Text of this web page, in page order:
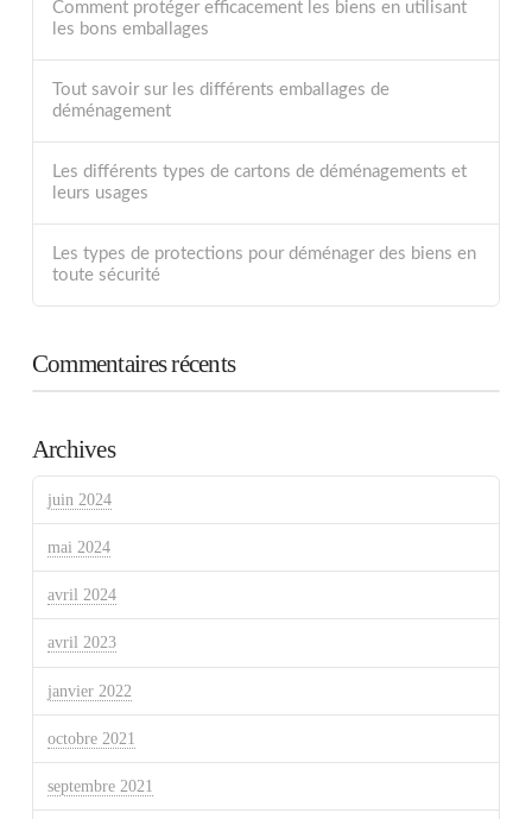
Comment protéger efficacement les biens en utilisant
les bons emballages
Tout savoir sur les différents emballages de
déménagement
Les différents types de cartons de déménagements et
leurs usages
Les types de protections pour déménager des biens en
toute sécurité
Commentaires récents
Archives
juin 2024
mai 2024
avril 2024
avril 2023
janvier 2022
octobre 2021
septembre 2021